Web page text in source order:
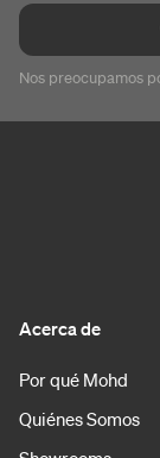
Nos preocupamos
Acerca de
Por qué Mohd
Quiénes Somos